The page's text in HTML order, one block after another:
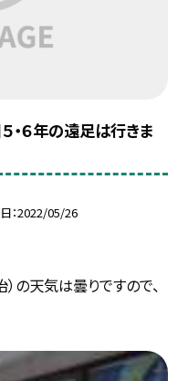
・６年の遠足は行きま
2022/05/26
の天気は曇りですので、